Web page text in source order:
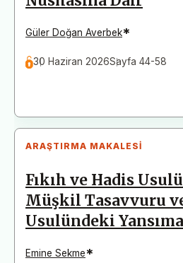
Güler Doğan Averbek*
30 Haziran 2026Sayfa 44-58
ARAŞTIRMA MAKALESI
Fıkıh ve Hadis
Müşkil Tasavvuru
Usulündeki
Emine Sekme*